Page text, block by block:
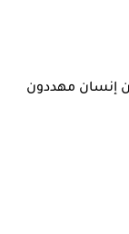
ناقوس الخطر: 50 مليون إنسان مهددون